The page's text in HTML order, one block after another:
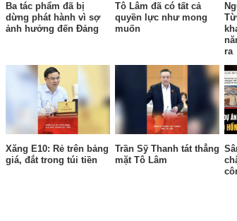
Ba tác phẩm đã bị
dừng phát hành vì sợ
ảnh hưởng đến Đảng
Tô Lâm đã có tất cả
quyền lực như mong
muốn
ra
Xăng E10: Rẻ trên bảng
giá, đắt trong túi tiền
Trần Sỹ Thanh tát thẳng
mặt Tô Lâm